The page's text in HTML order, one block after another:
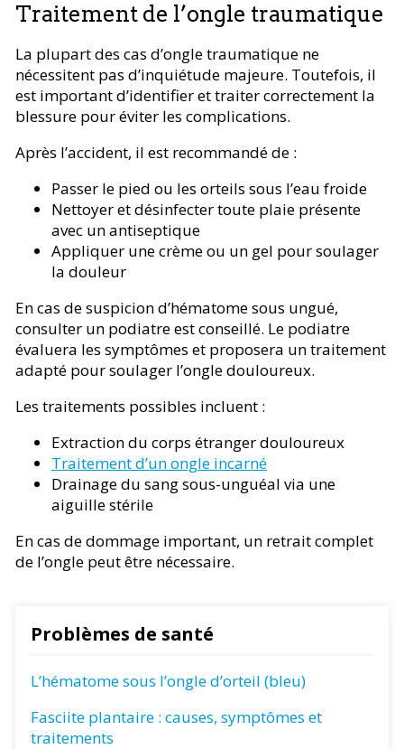
Traitement de l’ongle traumatique
La plupart des cas d’ongle traumatique ne
nécessitent pas d’inquiétude majeure. Toutefois, il
est important d’identifier et traiter correctement la
blessure pour éviter les complications.
Après l’accident, il est recommandé de :
Passer le pied ou les orteils sous l’eau froide
Nettoyer et désinfecter toute plaie présente
avec un antiseptique
Appliquer une crème ou un gel pour soulager
la douleur
En cas de suspicion d’hématome sous ungué,
consulter un podiatre est conseillé. Le podiatre
évaluera les symptômes et proposera un traitement
adapté pour soulager l’ongle douloureux.
Les traitements possibles incluent :
Extraction du corps étranger douloureux
Traitement d’un ongle incarné
Drainage du sang sous-unguéal via une
aiguille stérile
En cas de dommage important, un retrait complet
de l’ongle peut être nécessaire.
Problèmes de santé
L’hématome sous l’ongle d’orteil (bleu)
Fasciite plantaire : causes, symptômes et
traitements